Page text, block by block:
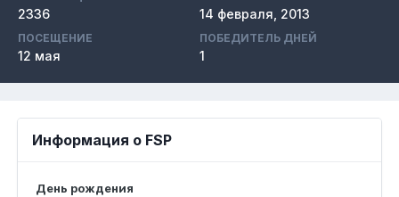
2336 14 февраля, 2013
ПОСЕЩЕНИЕ
12 мая
ПОБЕДИТЕЛЬ ДНЕЙ
1
Информация о FSP
День рождения